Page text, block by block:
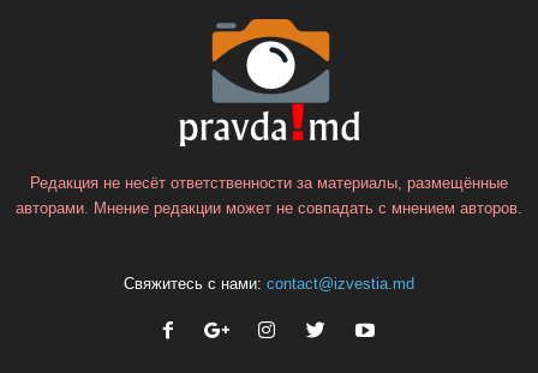
Редакция не несёт ответственности за материалы, размещённые
авторами. Мнение редакции может не совпадать с мнением авторов.
Свяжитесь с нами: contact@izvestia.md